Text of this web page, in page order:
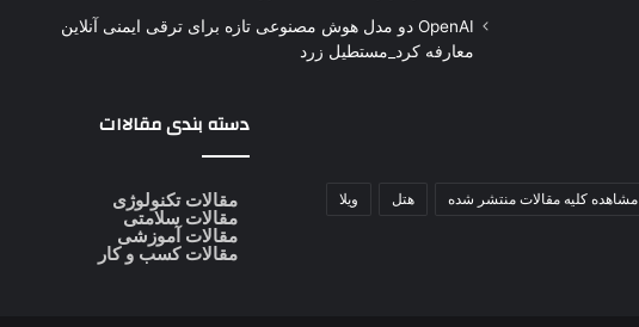
OpenAI دو مدل هوش مصنوعی تازه برای ترقی ایمنی آنلاین
معارفه کرد_مستطیل زرد
مشاهده کلیه مقالات منتشر شده هتل ویلا
دسته بندی مقالاات
مقالات تکنولوژی
مقالات سلامتی
مقالات آموزشی
مقالات کسب و کار